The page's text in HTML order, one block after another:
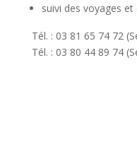
suivi des voyages et
Tél. : 03 81 65 74 72
Tél. : 03 80 44 89 74